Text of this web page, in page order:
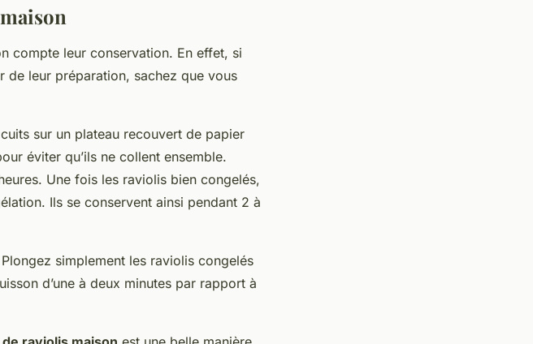
compte leur conservation. En effet, si
de leur préparation, sachez que vous
sur un plateau recouvert de papier
éviter qu’ils ne collent ensemble.
Une fois les raviolis bien congelés,
Ils se conservent ainsi pendant 2 à
simplement les raviolis congelés
d’une à deux minutes par rapport à